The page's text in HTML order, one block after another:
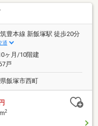
筑豊本線 新飯塚駅 徒歩20分
通
ヶ月/10階建
戸
飯塚市西町
2